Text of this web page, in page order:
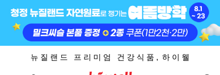
뉴 질 랜 드 프 리 미 엄 건 강 식 품 , 하 이 웰